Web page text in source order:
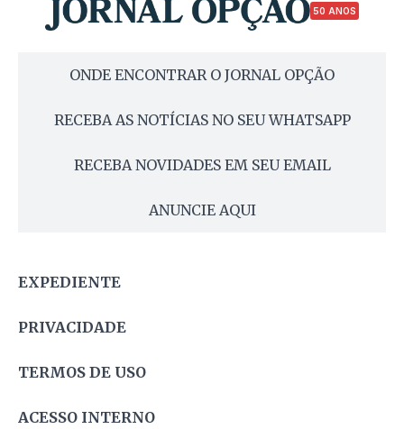
50 ANOS
ONDE ENCONTRAR O JORNAL OPÇÃO
RECEBA AS NOTÍCIAS NO SEU WHATSAPP
RECEBA NOVIDADES EM SEU EMAIL
ANUNCIE AQUI
EXPEDIENTE
PRIVACIDADE
TERMOS DE USO
ACESSO INTERNO